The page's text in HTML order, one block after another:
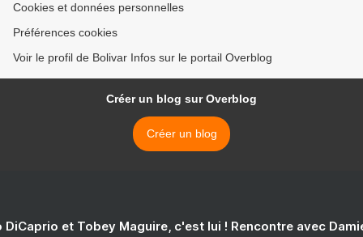
Cookies et données personnelles
Préférences cookies
Voir le profil de Bolivar Infos sur le portail Overblog
Créer un blog sur Overblog
Créer un blog
DiCaprio et Tobey Maguire, c'est lui ! Rencontre avec